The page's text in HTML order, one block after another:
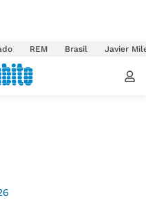
REM Brasil Javier